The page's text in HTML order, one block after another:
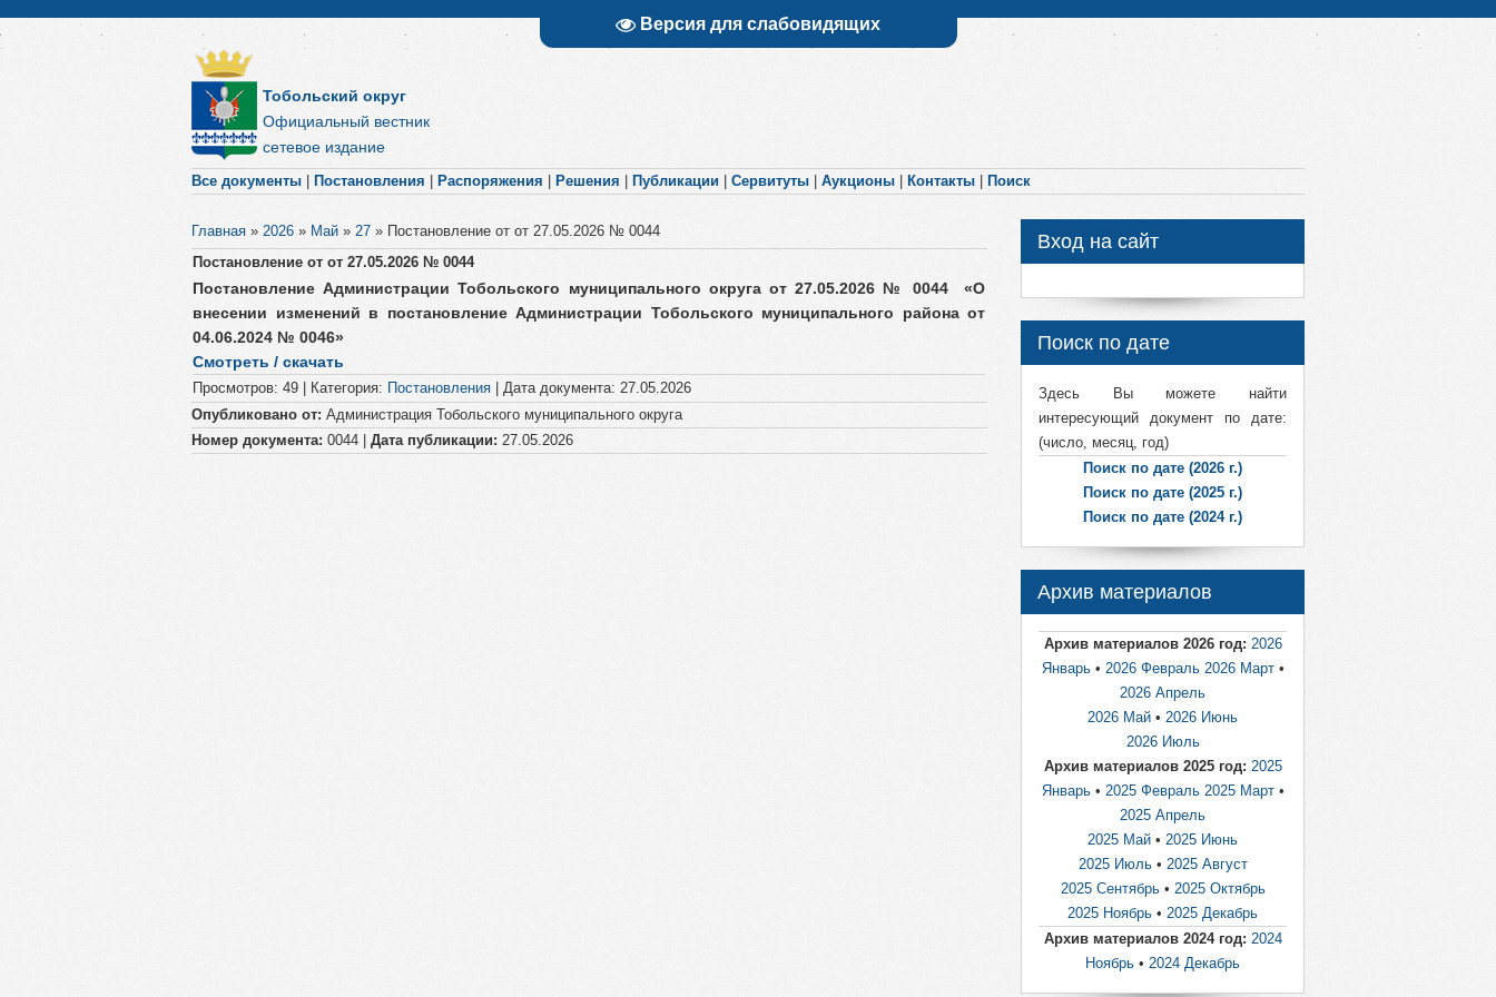
Версия для слабовидящих
Тобольский округ
Официальный вестник
сетевое издание
Все документы Постановления Распоряжения Решения Публикации Сервитуты Аукционы Контакты Поиск
Главная » 2026 » Май » 27 » Постановление от от 27.05.2026 № 0044
Постановление от от 27.05.2026 № 0044
Постановление Администрации Тобольского муниципального округа от 27.05.2026 № 0044​ «О
внесении изменений в постановление Администрации Тобольского муниципального района от
04.06.2024 № 0046​»
Смотреть / скачать
Просмотров: 49 Категория: Постановления Дата документа: 27.05.2026
Опубликовано от: Администрация Тобольского муниципального округа
Номер документа: 0044 | Дата публикации: 27.05.2026
Вход на сайт
Поиск по дате
Здесь Вы можете найти
интересующий документ по дате:
(число, месяц, год)
Поиск по дате (2026 г.)
Поиск по дате (2025 г.)
Поиск по дате (2024 г.)
Архив материалов
Архив материалов 2026 год: 2026
Январь • 2026 Февраль 2026 Март •
2026 Апрель
2026 Май • 2026 Июнь
2026 Июль
Архив материалов 2025 год: 2025
Январь• 2025 Февраль 2025 Март•
2025 Апрель
2025 Май • 2025 Июнь
2025 Июль• 2025 Август
2025 Сентябрь • 2025 Октябрь
2025 Ноябрь • 2025 Декабрь
Архив материалов 2024 год: 2024
Ноябрь • 2024 Декабрь